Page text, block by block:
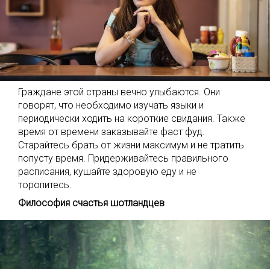
Граждане этой страны вечно улыбаются. Они
говорят, что необходимо изучать языки и
периодически ходить на короткие свидания. Также
время от времени заказывайте фаст фуд.
Старайтесь брать от жизни максимум и не тратить
попусту время. Придерживайтесь правильного
расписания, кушайте здоровую еду и не
торопитесь.
Философия счастья шотландцев